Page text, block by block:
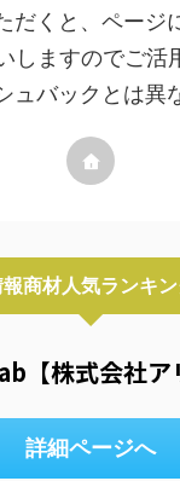
だくと、ページ
しますのでご活
ュバックとは異
商材人気ランキ
【株式会社ア
詳細ページへ